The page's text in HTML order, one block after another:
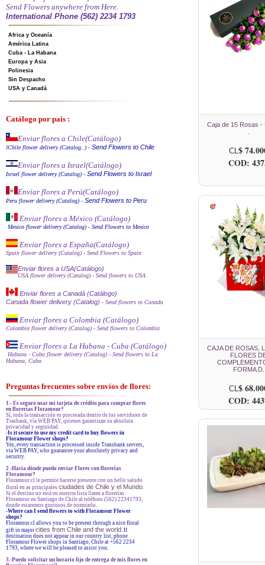
Send Flowers anywhere from Here.
International Phone (562) 2234 1793
Africa y Oceanía
América Latina
Cuba - La Habana
Europa y Asia
Polinesia
Sin Despacho
USA y Canadá
Catálogo por país :
Enviar flores a Chile(Catálogo)
IChile flower delivery (Catalog..) - Send Flowers to Chile
Enviar flores a Israel(Catálogo)
Israel flower delivery (Catalog) - Send Flowers to Israel
Enviar flores a Perú(Catálogo)
Peru flower delivery (Catalog) - Send Flowers to Peru
Enviar flores a México (Catálogo)
Mexico flower delivery (Catalog) - Send Flowers to Mexico
Enviar flores a España(Catálogo)
Spain flower delivery (Catalog) - Send Flowers to Spain
Enviar flores a USA(Catálogo)
USA flower delivery (Catalog) - Send flowers to USA
Enviar flores a Canadá (Catálogo)
Canada flower delivery (Catalog) - Send flowers to Canada
Enviar flores a Colombia (Catálogo)
Colombia flower delivery (Catalog) - Send flowers to Colombia
Enviar flores a La Habana - Cuba (Catálogo)
Habana - Cuba flower delivery (Catalog) - Send flowers to La
Habana, Cuba
Preguntas frecuentes sobre envíos de flores:
1.- Es seguro usar mi tarjeta de crédito para comprar flores
en florerías Floramour?
Sí, toda la transacción es procesada dentro de los servidores de
Trasbank, vía WEB PAY, quienes garantizan su absoluta
privacidad y seguridad.
-Is it secure to use my credit card to buy flowers in
Floramour Flower shops?
Yes, every transaction is processed inside Transbank servers,
via WEB PAY, who guarantee your absolutely privacy and
security.
2.-Hacia dónde puedo enviar Flores con florerías
Floramour?
Floramour.cl le permite hacerse presente con un bello saludo
floral en as principales ciudades de Chile y el Mundo.
Si el destino no está en nuestra lista llame a florerías
Floramour en Santiago de Chile al teléfono (562) 22341793,
donde estaremos gustosos de orientarlo.
-Where can I send flowers to with Floramour Flower
shops?
Floramour.cl allows you to be present through a nice floral
gift in major cities from Chile and the world. If
destination does not appear in our country list, phone
Floramour Flower shops in Santiago, Chile at +562 2234
1793, where we will be pleased to assist you.
3.-Puedo solicitar un horario fijo de entrega de mis flores en
Caja de 15 Rosas -
CL$
COD:
CAJA DE ROSAS,
FLORES
FORMA D.
CL$
COD: